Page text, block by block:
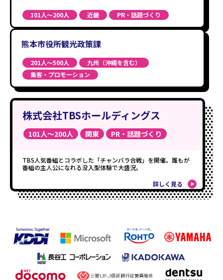
101人〜200人 近畿 PR・話題づくり
熊本市役所観光政策課
201人〜500人
九州（沖縄を含む）
集客・プロモーション
株式会社TBSホールディングス
101人〜200人 関東 PR・話題づくり
TBS人気番組とコラボした「チャンバラ合戦」を開催。誰もが
番組の主人公になれる没入型体験で大盛況。
詳しく見る